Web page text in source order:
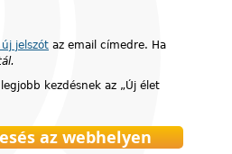
új jelszót az email címedre. Ha
kezdésnek az „Új élet
az webhelyen